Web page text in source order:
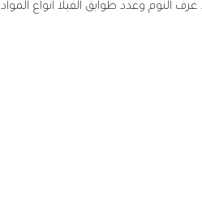
وعدد طوابق الفيلا أنواع المواد